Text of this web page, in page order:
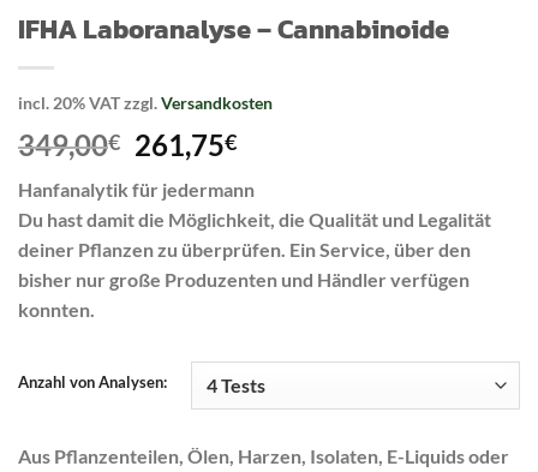
IFHA Laboranalyse – Cannabinoide
incl. 20% VATzzgl.Versandkosten
349,00€ Original
price
was:
349,00€.
261,75€Current
is:
261,75€.
Hanfanalytik für jedermann
Du hast damit die Möglichkeit, die Qualität und Legalität
deiner Pflanzen zu überprüfen. Ein Service, über den
bisher nur große Produzenten und Händler verfügen
konnten.
Anzahl von Analysen:
Aus Pflanzenteilen, Ölen, Harzen, Isolaten, E-Liquids oder